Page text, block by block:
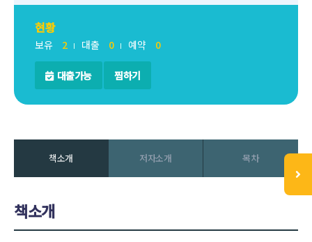
현황
보유 2 대출 0 예약 0
대출가능 찜하기
책소개 저자소개 목차
책소개